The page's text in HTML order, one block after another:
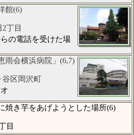
館(6)
丁目
の電話を受けた場
雨会横浜病院」(6,7)
谷区岡沢町
焼き芋をあげようとした場所(6)
目